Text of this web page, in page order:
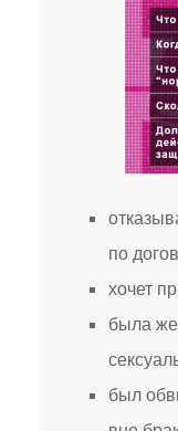
по
хочет
была
был